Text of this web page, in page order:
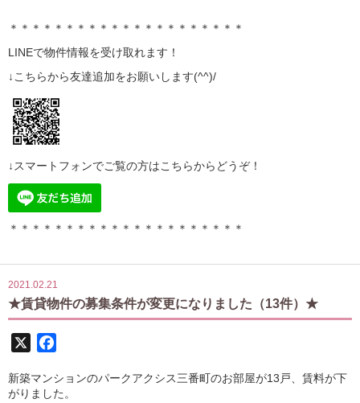
＊＊＊＊＊＊＊＊＊＊＊＊＊＊＊＊＊＊＊＊＊
LINEで物件情報を受け取れます！
↓こちらから友達追加をお願いします(^^)/
↓スマートフォンでご覧の方はこちらからどうぞ！
＊＊＊＊＊＊＊＊＊＊＊＊＊＊＊＊＊＊＊＊＊
2021.02.21
★賃貸物件の募集条件が変更になりました（13件）★
新築マンションのパークアクシス三番町のお部屋が13戸、賃料が下
がりました。